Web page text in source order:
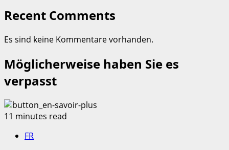
Recent Comments
Es sind keine Kommentare vorhanden.
Möglicherweise haben Sie es
verpasst
11 minutes read
FR